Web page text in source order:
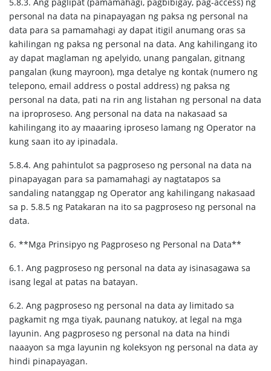
personal na data na pinapayagan ng paksa ng personal na
data para sa pamamahagi ay dapat itigil anumang oras sa
kahilingan ng paksa ng personal na data. Ang kahilingang ito
ay dapat maglaman ng apelyido, unang pangalan, gitnang
pangalan (kung mayroon), mga detalye ng kontak (numero ng
telepono, email address o postal address) ng paksa ng
personal na data, pati na rin ang listahan ng personal na data
na iproproseso. Ang personal na data na nakasaad sa
kahilingang ito ay maaaring iproseso lamang ng Operator na
kung saan ito ay ipinadala.
5.8.4. Ang pahintulot sa pagproseso ng personal na data na
pinapayagan para sa pamamahagi ay nagtatapos sa
sandaling natanggap ng Operator ang kahilingang nakasaad
sa p. 5.8.5 ng Patakaran na ito sa pagproseso ng personal na
data.
6. **Mga Prinsipyo ng Pagproseso ng Personal na Data**
6.1. Ang pagproseso ng personal na data ay isinasagawa sa
isang legal at patas na batayan.
6.2. Ang pagproseso ng personal na data ay limitado sa
pagkamit ng mga tiyak, paunang natukoy, at legal na mga
layunin. Ang pagproseso ng personal na data na hindi
naaayon sa mga layunin ng koleksyon ng personal na data ay
hindi pinapayagan.